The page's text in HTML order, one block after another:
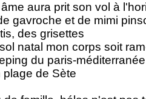
aura prit son vol à
gavroche et de mimi
des grisettes
natal mon corps soit
du paris-méditerranée
plage de Sète